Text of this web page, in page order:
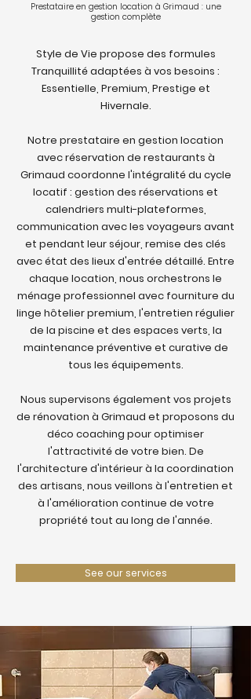
Prestataire en gestion location à Grimaud : une
gestion complète
Style de Vie propose des formules
Tranquillité adaptées à vos besoins :
Essentielle, Premium, Prestige et
Hivernale.
Notre prestataire en gestion location
avec réservation de restaurants à
Grimaud coordonne l'intégralité du cycle
locatif : gestion des réservations et
calendriers multi-plateformes,
communication avec les voyageurs avant
et pendant leur séjour, remise des clés
avec état des lieux d'entrée détaillé. Entre
chaque location, nous orchestrons le
ménage professionnel avec fourniture du
linge hôtelier premium, l'entretien régulier
de la piscine et des espaces verts, la
maintenance préventive et curative de
tous les équipements.
Nous supervisons également vos projets
de rénovation à Grimaud et proposons du
déco coaching pour optimiser
l'attractivité de votre bien. De
l'architecture d'intérieur à la coordination
des artisans, nous veillons à l'entretien et
à l'amélioration continue de votre
propriété tout au long de l'année.
See our services